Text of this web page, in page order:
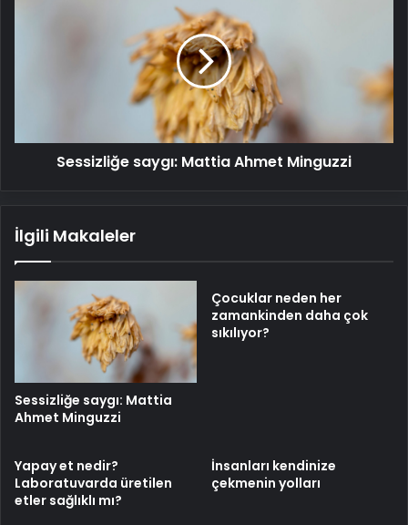
Sessizliğe saygı: Mattia Ahmet Minguzzi
İlgili Makaleler
Sessizliğe saygı: Mattia
Ahmet Minguzzi
Çocuklar neden her
zamankinden daha çok
sıkılıyor?
Yapay et nedir?
Laboratuvarda üretilen
etler sağlıklı mı?
İnsanları kendinize
çekmenin yolları